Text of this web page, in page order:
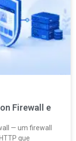
Firewall e
— um firewall
que